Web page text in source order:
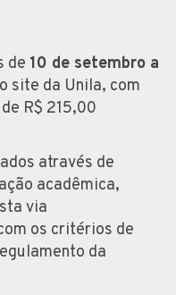
de 10 de setembro a
site da Unila, com
R$ 215,00
através de
acadêmica,
via
os critérios de
da